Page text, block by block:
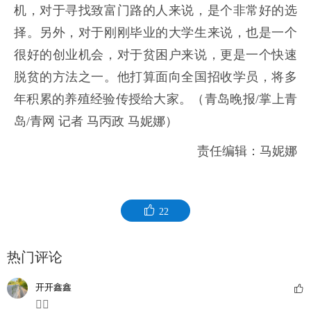
机，对于寻找致富门路的人来说，是个非常好的选
择。另外，对于刚刚毕业的大学生来说，也是一个
很好的创业机会，对于贫困户来说，更是一个快速
脱贫的方法之一。他打算面向全国招收学员，将多
年积累的养殖经验传授给大家。（ 青岛晚报/掌上青
岛/青网 记者 马丙政 马妮娜）
责任编辑：马妮娜
22
热门评论
开开鑫鑫
👍🏻